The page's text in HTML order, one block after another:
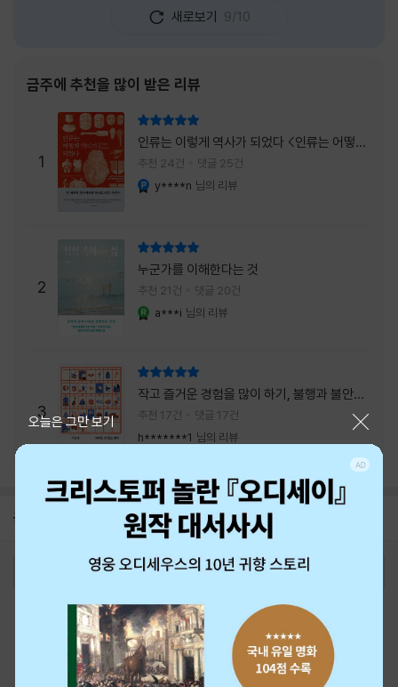
그 선택이 정말 잘한 일이었다. 첫 장부터 평범
하지 않았다. 사라진 누군가에게 보내는 메일로
흔적을 따라 낯선 나라를 여행하게 된다는 설정
이 무더운 여름을 벗어나는 피서처럼 흥미롭기
만 하다. 처음에는 단순한 추적 이야기인 줄 알
았는데, 읽을수록 전혀 다른 방향으로 흘러간
다. '왜 이런 일이 벌어졌을까?', '이 사람이 정
말 믿어도
새로보기 9/10
금주에 추천을 많이 받은 리뷰
1
인류는 이렇게 역사가 되었다 <인류는 어떻게
역사가 되었나>
추천 24건 댓글 25건
y****n 님의 리뷰
2
누군가를 이해한다는 것
추천 21건 댓글 20건
a***i 님의 리뷰
3
작고 즐거운 경험을 많이 하기, 불행과 불안을
회피하지 말기, 그리고 좋은 사람을 많이 만나
기.
추천 17건
댓글 17건
h*******1 님의 리뷰
공지 26년 NBCI 수상 안내
2026-08-01
오늘은 그만 보기
로그인 최근 본 상품 주문/배송
고객센터 1544-3800 티켓 1544-6399
중고샵 1566-4295
eBook 1:1문의/채팅상담
예스이십사(주) 사업자 정보
이용약관
개인정보처리방침 청소년보호정책